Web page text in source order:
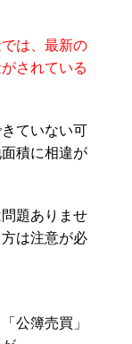
は、最新の
されている
ていない可
積に相違が
題ありませ
は注意が必
公簿売買」